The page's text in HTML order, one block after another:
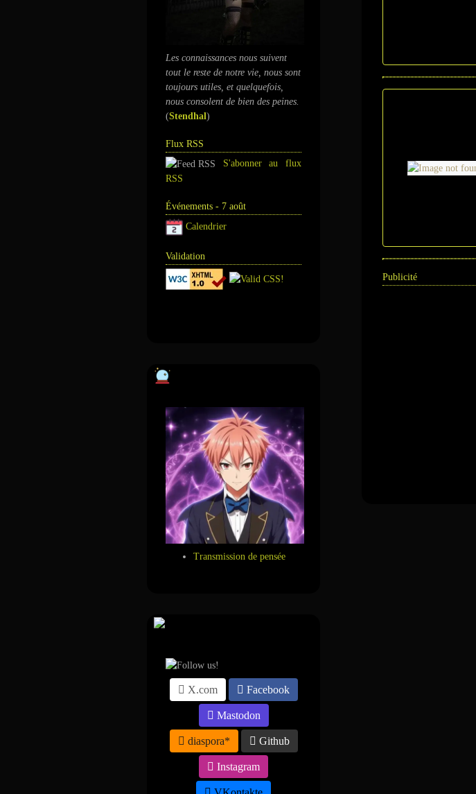
Les connaissances nous suivent
tout le reste de notre vie, nous sont
toujours utiles, et quelquefois,
nous consolent de bien des peines.
(Stendhal)
Flux RSS
S'abonner au flux
RSS
Événements - 7 août
Calendrier
Validation
Transmission de pensée
X.com Facebook
Mastodon
diaspora* Github
Instagram
Publicité